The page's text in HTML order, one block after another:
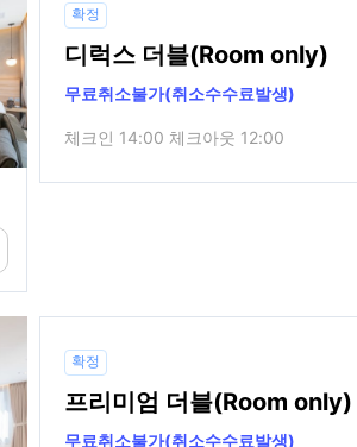
확정
디럭스 더블(Room only)
무료취소불가(취소수수료발생)
체크인 14:00 체크아웃 12:00
확정
프리미엄 더블(Room only)
무료취소불가(취소수수료발생)